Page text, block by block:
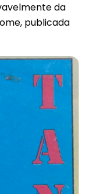
da
publicada